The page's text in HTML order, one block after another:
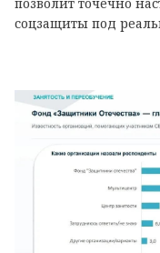
позволит точечно
соцзащиты под